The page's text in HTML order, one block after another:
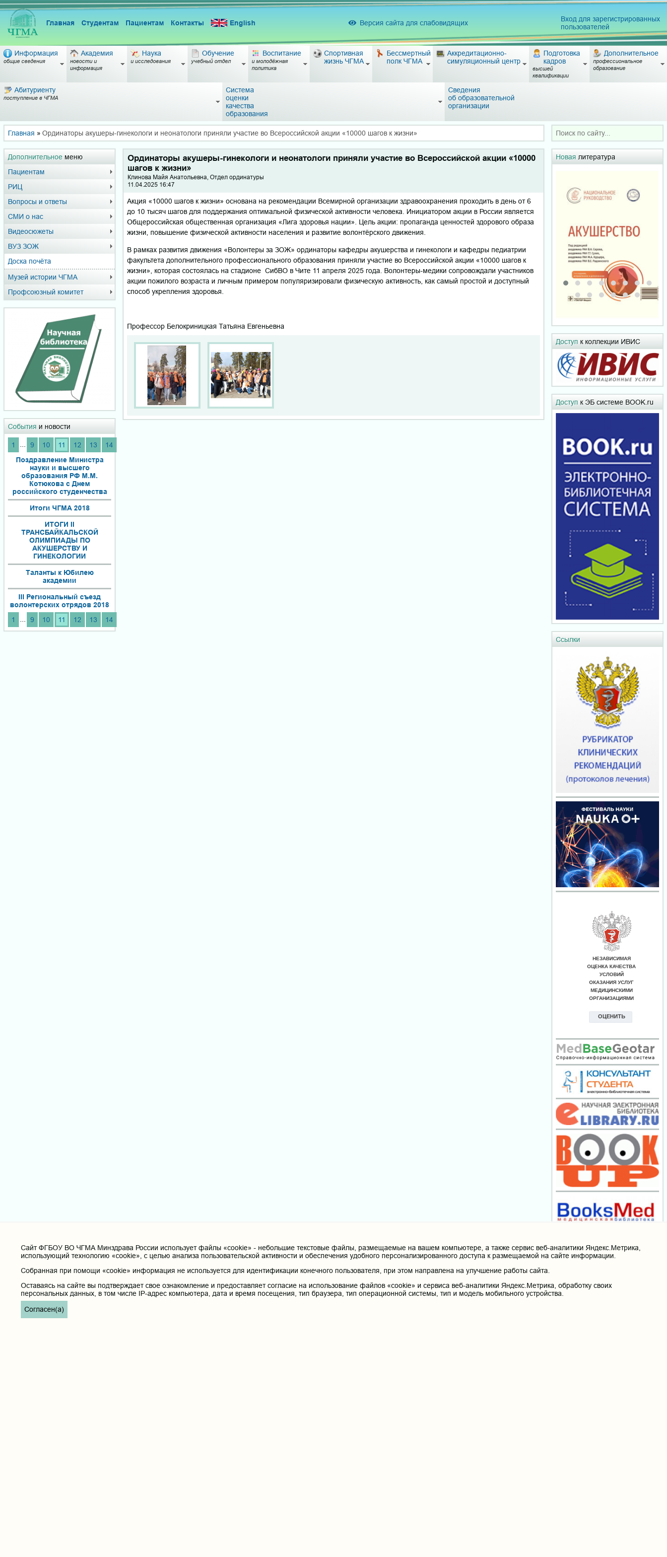
Главная Студентам Пациентам Контакты English Версия сайта для слабовидящих
Вход для зарегистрированных
пользователей
Информация
общие сведения
Академия
новости и
информация
Наука
и исследования
Обучение
учебный отдел
Воспитание
и молодёжная
политика
Спортивная
жизнь ЧГМА
Бессмертный
полк ЧГМА
Аккредитационно-
симуляционный центр
Подготовка
кадров
высшей
квалификации
Дополнительное
профессиональное
образование
Абитуриенту
поступление в ЧГМА
Система
оценки
качества
образования
Сведения
об образовательной
организации
Главная » Ординаторы акушеры-гинекологи и неонатологи приняли участие во Всероссийской акции «10000 шагов к жизни»
Дополнительное меню
Пациентам
РИЦ
Вопросы и ответы
СМИ о нас
Видеосюжеты
ВУЗ ЗОЖ
Доска почёта
Музей истории ЧГМА
Профсоюзный комитет
События и новости
1 ... 9 10 11 12 13
14
Поздравление Министра
науки и высшего
образования РФ М.М.
Котюкова с Днем
российского студенчества
Итоги ЧГМА 2018
ИТОГИ II
ТРАНСБАЙКАЛЬСКОЙ
ОЛИМПИАДЫ ПО
АКУШЕРСТВУ И
ГИНЕКОЛОГИИ
Таланты к Юбилею
академии
III Региональный съезд
волонтерских отрядов 2018
1
... 9 10 11 12 13 14
Ординаторы акушеры-гинекологи и неонатологи приняли участие во Всероссийской акции «10000
шагов к жизни»
Кли­но­ва Майя Ана­то­ль­евна, Отдел ординатуры
11.04.2025 16:47
Акция «10000 шагов к жизни» основана на рекомендации Всемирной организации здравоохранения проходить в день от 6
до 10 тысяч шагов для поддержания оптимальной физической активности человека. Инициатором акции в России является
Общероссийская общественная организация «Лига здоровья нации». Цель акции: пропаганда ценностей здорового образа
жизни, повышение физической активности населения и развитие волонтёрского движения.
В рамках развития движения «Волонтеры за ЗОЖ» ординаторы кафедры акушерства и гинекологи и кафедры педиатрии
факультета дополнительного профессионального образования приняли участие во Всероссийской акции «10000 шагов к
жизни», которая состоялась на стадионе СибВО в Чите 11 апреля 2025 года. Волонтеры-медики сопровождали участников
акции пожилого возраста и личным примером популяризировали физическую активность, как самый простой и доступный
способ укрепления здоровья.
Профессор Белокриницкая Татьяна Евгеньевна
Новая литература
Доступ к коллекции ИВИС
Доступ к ЭБ системе BOOK.ru
Ссылки
Cайт ФГБОУ ВО ЧГМА Минздрава России использует файлы «cookie» - небольшие текстовые файлы, размещаемые на вашем компьютере, а также сервис веб-аналитики Яндекс.Метрика,
использующий технологию «cookie», с целью анализа пользовательской активности и обеспечения удобного персонализированного доступа к размещаемой на сайте информации.
Собранная при помощи «cookie» информация не используется для идентификации конечного пользователя, при этом направлена на улучшение работы сайта.
Оставаясь на сайте вы подтверждает свое ознакомление и предоставляет согласие на использование файлов «cookie» и сервиса веб-аналитики Яндекс.Метрика, обработку своих
персональных данных, в том числе IP-адрес компьютера, дата и время посещения, тип браузера, тип операционной системы, тип и модель мобильного устройства.
Согласен(а)